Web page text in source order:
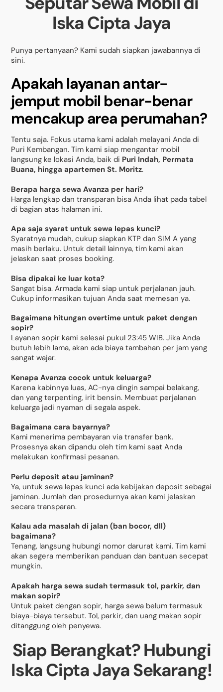
Iska Cipta Jaya
Punya pertanyaan? Kami sudah siapkan jawabannya di
sini.
Apakah layanan antar-
jemput mobil benar-benar
mencakup area perumahan?
Tentu saja. Fokus utama kami adalah melayani Anda di
Puri Kembangan. Tim kami siap mengantar mobil
langsung ke lokasi Anda, baik di Puri Indah, Permata
Buana, hingga apartemen St. Moritz.
Berapa harga sewa Avanza per hari?
Harga lengkap dan transparan bisa Anda lihat pada tabel
di bagian atas halaman ini.
Apa saja syarat untuk sewa lepas kunci?
Syaratnya mudah, cukup siapkan KTP dan SIM A yang
masih berlaku. Untuk detail lainnya, tim kami akan
jelaskan saat proses booking.
Bisa dipakai ke luar kota?
Sangat bisa. Armada kami siap untuk perjalanan jauh.
Cukup informasikan tujuan Anda saat memesan ya.
Bagaimana hitungan overtime untuk paket dengan
sopir?
Layanan sopir kami selesai pukul 23:45 WIB. Jika Anda
butuh lebih lama, akan ada biaya tambahan per jam yang
sangat wajar.
Kenapa Avanza cocok untuk keluarga?
Karena kabinnya luas, AC-nya dingin sampai belakang,
dan yang terpenting, irit bensin. Membuat perjalanan
keluarga jadi nyaman di segala aspek.
Bagaimana cara bayarnya?
Kami menerima pembayaran via transfer bank.
Prosesnya akan dipandu oleh tim kami saat Anda
melakukan konfirmasi pesanan.
Perlu deposit atau jaminan?
Ya, untuk sewa lepas kunci ada kebijakan deposit sebagai
jaminan. Jumlah dan prosedurnya akan kami jelaskan
secara transparan.
Kalau ada masalah di jalan (ban bocor, dll)
bagaimana?
Tenang, langsung hubungi nomor darurat kami. Tim kami
akan segera memberikan panduan dan bantuan secepat
mungkin.
Apakah harga sewa sudah termasuk tol, parkir, dan
makan sopir?
Untuk paket dengan sopir, harga sewa belum termasuk
biaya-biaya tersebut. Tol, parkir, dan uang makan sopir
ditanggung oleh penyewa.
Siap Berangkat? Hubungi
Iska Cipta Jaya Sekarang!